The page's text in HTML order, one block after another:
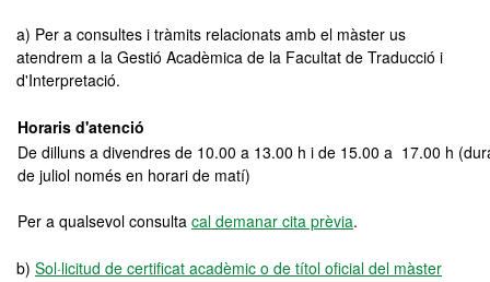
a) Per a consultes i tràmits relacionats amb el màster us
atendrem a la Gestió Acadèmica de la Facultat de Traducció i
d'Interpretació.
Horaris d'atenció
De dilluns a divendres de 10.00 a 13.00 h i de 15.00 a 17.00 h
de juliol només en horari de matí)
Per a qualsevol consulta cal demanar cita prèvia.
b) Sol·licitud de certificat acadèmic o de títol oficial del màster